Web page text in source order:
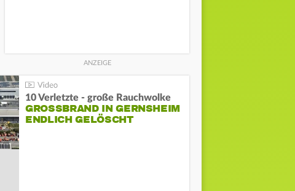
10 Verletzte - große Rauchwolke
GROSSBRAND IN GERNSHEIM E
NDLICH GELÖSCHT